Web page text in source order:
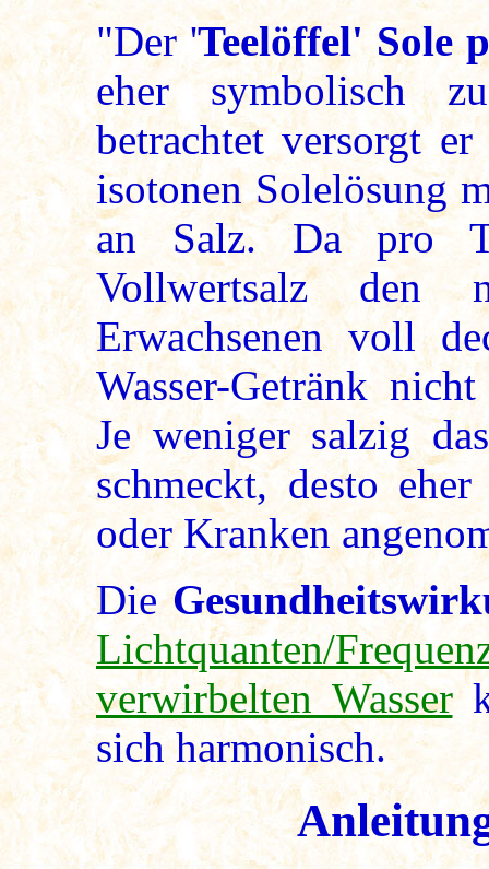
"Der 'Teelöffel' Sole
eher symbolisch
betrachtet versorgt
isotonen Solelösung
an Salz. Da pro
Vollwertsalz den
Erwachsenen voll
Wasser-Getränk
Je weniger salzig
schmeckt, desto
oder Kranken
Die
Lichtquanten/
verwirbelten Wasser
sich harmonisch.